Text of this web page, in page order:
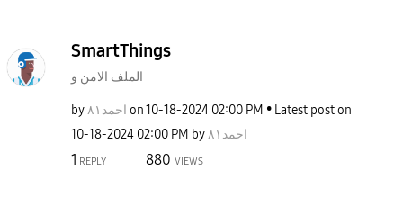
SmartThings
الملف الامن و
by احمد٨١ on‎10-18-2024 02:00 PM
Latest post on
‎10-18-2024 02:00 PM by احمد٨١
1 REPLY 880 VIEWS